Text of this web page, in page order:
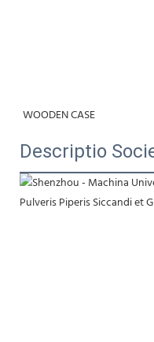
WOODEN CASE
Descriptio